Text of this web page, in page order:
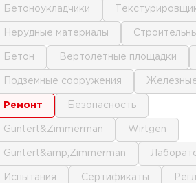
бетоноукладчики
нерудные материалы
бетон вертолетные площадки
подземные сооружения
ремонт безопасность
Guntert&Zimmerman Wirtgen
Guntert&amp;Zimmerman
испытания сертификаты